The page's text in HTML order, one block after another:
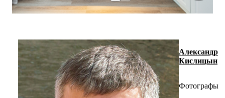
Александр
Кислицын
Фотографы